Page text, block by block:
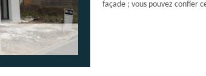
façade ; vous pouvez confier